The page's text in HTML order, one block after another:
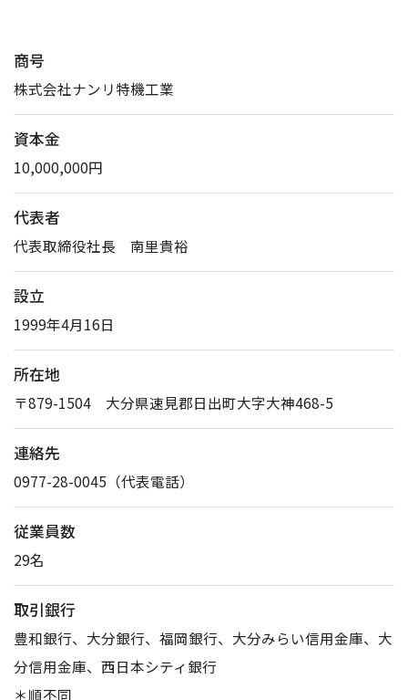
商号
株式会社ナンリ特機工業
資本金
10,000,000円
代表者
代表取締役社長 南里貴裕
設立
1999年4月16日
所在地
〒879-1504 大分県速見郡日出町大字大神468-5
連絡先
0977-28-0045（代表電話）
従業員数
29名
取引銀行
豊和銀行、大分銀行、福岡銀行、大分みらい信用金庫、大
分信用金庫、西日本シティ銀行
＊順不同